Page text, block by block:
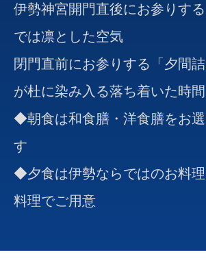
伊勢神宮開門直後にお参りする
では凛とした空気
閉門直前にお参りする「夕間
が杜に染み入る落ち着いた時間
◆朝食は和食膳・洋食膳をお選
す
◆夕食は伊勢ならではのお料
料理でご用意